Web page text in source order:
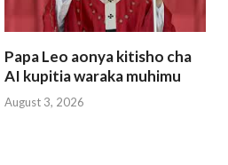
Papa Leo aonya kitisho cha
AI kupitia waraka muhimu
August 3, 2026